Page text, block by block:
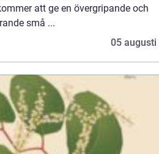
att ge en övergripande och
små ...
05 augusti